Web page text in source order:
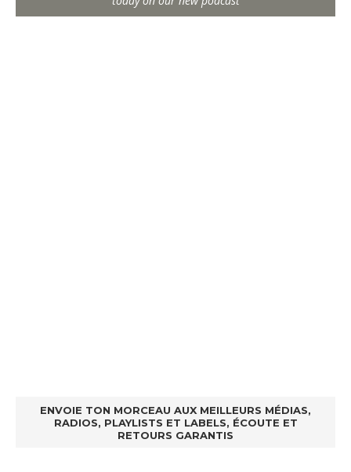
ENVOIE TON MORCEAU AUX MEILLEURS MÉDIAS,
RADIOS, PLAYLISTS ET LABELS, ÉCOUTE ET
RETOURS GARANTIS